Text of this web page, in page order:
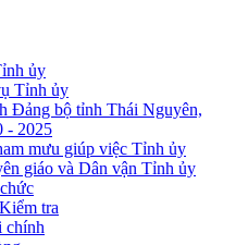
ủy
Tỉnh ủy
Đảng bộ tỉnh Thái Nguyên,
- 2025
mưu giúp việc Tỉnh ủy
giáo và Dân vận Tỉnh ủy
tra
chính